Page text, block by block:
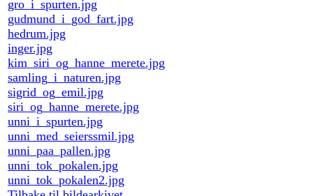
gro_i_spurten.jpg
gudmund_i_god_fart.jpg
hedrum.jpg
inger.jpg
kim_siri_og_hanne_merete.jpg
samling_i_naturen.jpg
sigrid_og_emil.jpg
siri_og_hanne_merete.jpg
unni_i_spurten.jpg
unni_med_seierssmil.jpg
unni_paa_pallen.jpg
unni_tok_pokalen.jpg
unni_tok_pokalen2.jpg